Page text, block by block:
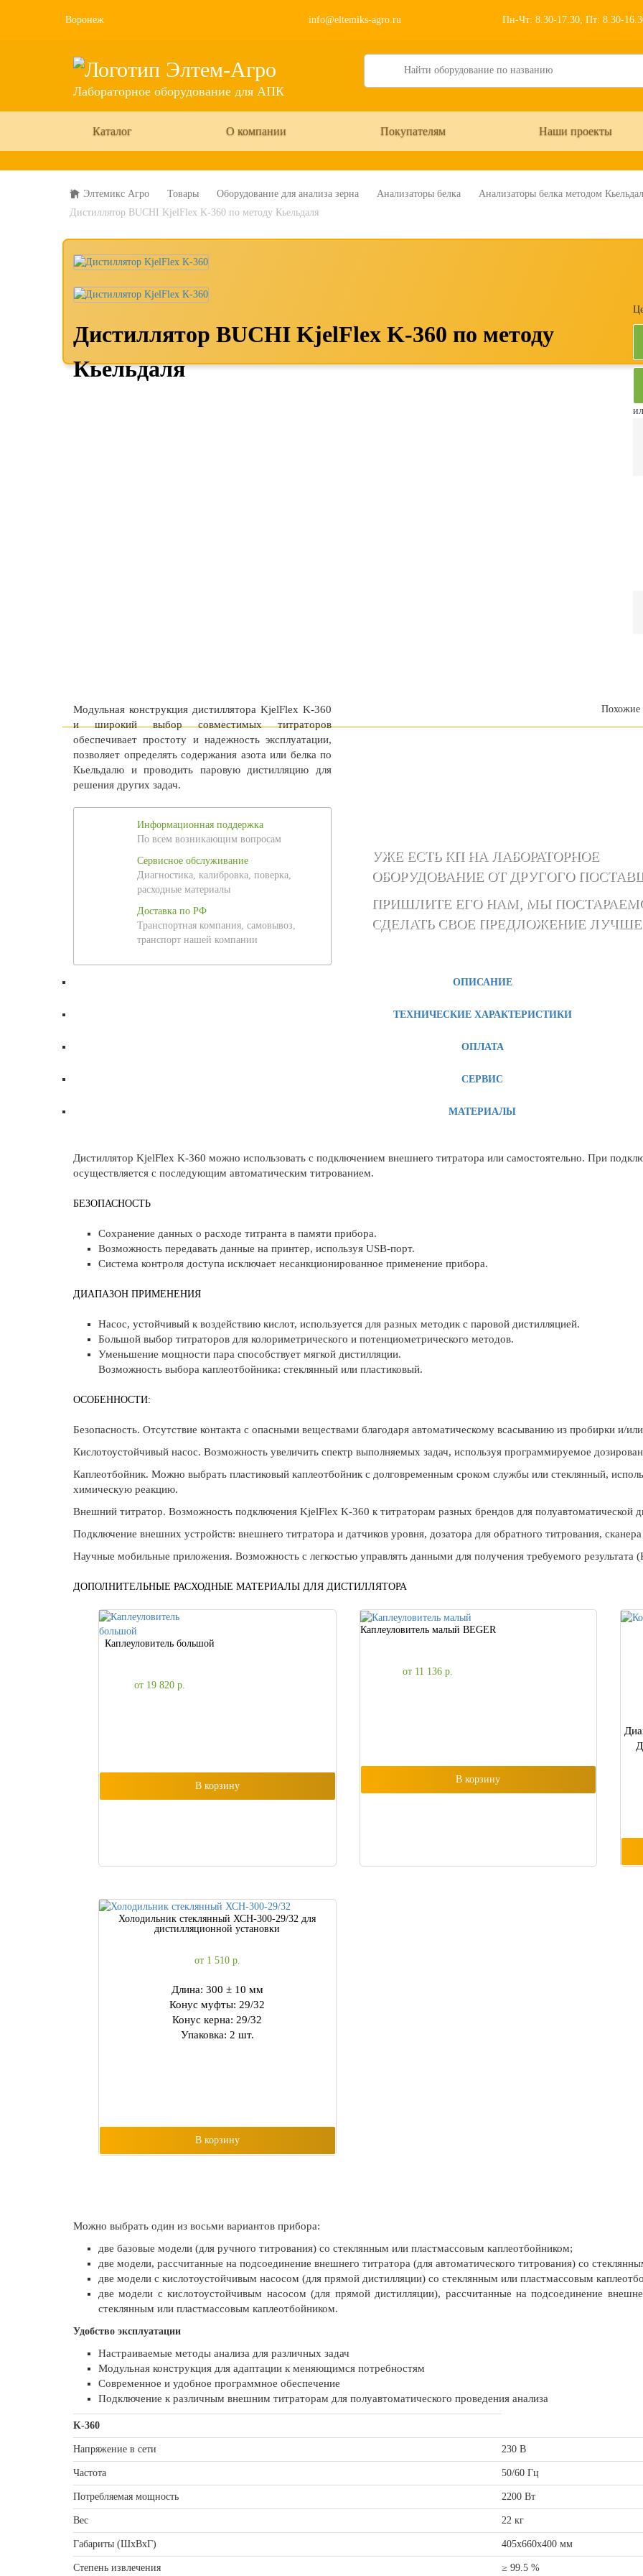
Воронеж info@eltemiks-agro.ru Пн-Чт: 8.30-17.30, Пт: 8.30-
Лабораторное оборудование для АПК
Search
Каталог О компании Покупателям Наши проекты
Элтемикс Агро Товары Оборудование для анализа зерна Анализаторы белка
Анализаторы белка методом
Дистиллятор BUCHI KjelFlex K-360 по методу Кьельдаля
Дистиллятор BUCHI KjelFlex K-360 по методу
Кьельдаля
Модульная конструкция дистиллятора KjelFlex K-360
и широкий выбор совместимых титраторов
обеспечивает простоту и надежность эксплуатации,
позволяет определять содержания азота или белка по
Кьельдалю и проводить паровую дистилляцию для
решения других задач.
Информационная поддержка
По всем возникающим вопросам
Сервисное обслуживание
Диагностика, калибровка, поверка,
расходные материалы
Доставка по РФ
Транспортная компания, самовывоз,
транспорт нашей компании
УЖЕ ЕСТЬ КП НА ЛАБОРАТОРНОЕ
ОБОРУДОВАНИЕ ОТ ДРУГОГО
ПРИШЛИТЕ ЕГО НАМ, МЫ
СДЕЛАТЬ СВОЕ ПРЕДЛОЖЕНИЕ
ОПИСАНИЕ
ТЕХНИЧЕСКИЕ ХАРАКТЕРИСТИКИ
ОПЛАТА
СЕРВИС
МАТЕРИАЛЫ
Дистиллятор KjelFlex K-360 можно использовать с подключением внешнего титратора или самостоятельно. При
осуществляется с последующим автоматическим титрованием.
БЕЗОПАСНОСТЬ
Сохранение данных о расходе титранта в памяти прибора.
Возможность передавать данные на принтер, используя USB-порт.
Система контроля доступа исключает несанкционированное применение прибора.
ДИАПАЗОН ПРИМЕНЕНИЯ
Насос, устойчивый к воздействию кислот, используется для разных методик с паровой дистилляцией.
Большой выбор титраторов для колориметрического и потенциометрического методов.
Уменьшение мощности пара способствует мягкой дистилляции.
Возможность выбора каплеотбойника: стеклянный или пластиковый.
ОСОБЕННОСТИ:
Безопасность. Отсутствие контакта с опасными веществами благодаря автоматическому всасыванию из пробирки и/
Кислотоустойчивый насос. Возможность увеличить спектр выполняемых задач, используя программируемое
Каплеотбойник. Можно выбрать пластиковый каплеотбойник с долговременным сроком службы или стеклянный,
химическую реакцию.
Внешний титратор. Возможность подключения KjelFlex K-360 к титраторам разных брендов для полуавтоматической
Подключение внешних устройств: внешнего титратора и датчиков уровня, дозатора для обратного титрования,
Научные мобильные приложения. Возможность с легкостью управлять данными для получения требуемого
ДОПОЛНИТЕЛЬНЫЕ РАСХОДНЫЕ МАТЕРИАЛЫ ДЛЯ ДИСТИЛЛЯТОРА
Каплеуловитель большой
от 19 820 р.
В корзину
Каплеуловитель малый BEGER
от 11 136р.
В корзину
Холодильник стеклянный ХСН-300-29/32 для
дистилляционной установки
от 1 510 р.
Длина: 300 ± 10 мм
Конус муфты: 29/32
Конус керна: 29/32
Упаковка: 2 шт.
В корзину
Можно выбрать один из восьми вариантов прибора:
две базовые модели (для ручного титрования) со стеклянным или пластмассовым каплеотбойником;
две модели, рассчитанные на подсоединение внешнего титратора (для автоматического титрования) со
две модели с кислотоустойчивым насосом (для прямой дистилляции) со стеклянным или пластмассовым
две модели с кислотоустойчивым насосом (для прямой дистилляции), рассчитанные на подсоединение
стеклянным или пластмассовым каплеотбойником.
Удобство эксплуатации
Настраиваемые методы анализа для различных задач
Модульная конструкция для адаптации к меняющимся потребностям
Современное и удобное программное обеспечение
Подключение к различным внешним титраторам для полуавтоматического проведения анализа
K-360
Напряжение в сети 230 B
Частота 50/60 Гц
Потребляемая мощность 2200 Вт
Вес 22 кг
Габариты (ШхВхГ) 405х660х400 мм
Степень извлечения ≥ 99.5 %
Похожие